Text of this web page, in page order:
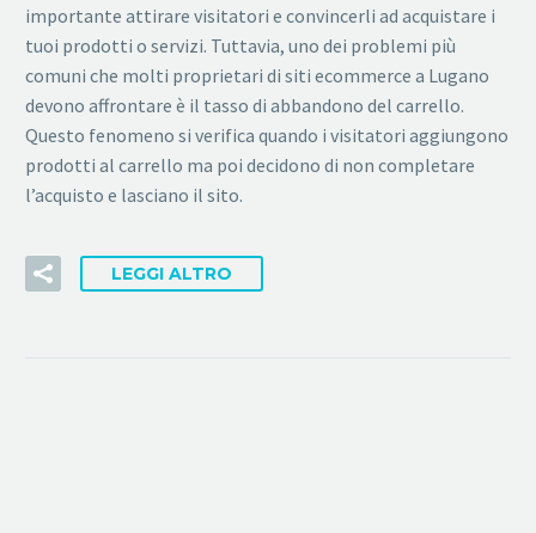
importante attirare visitatori e convincerli ad acquistare i
tuoi prodotti o servizi. Tuttavia, uno dei problemi più
comuni che molti proprietari di siti ecommerce a Lugano
devono affrontare è il tasso di abbandono del carrello.
Questo fenomeno si verifica quando i visitatori aggiungono
prodotti al carrello ma poi decidono di non completare
l’acquisto e lasciano il sito.
LEGGI ALTRO